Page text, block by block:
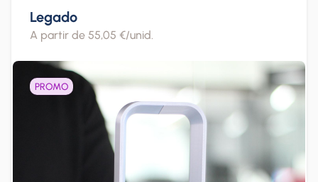
Legado
A partir de 55,05 €/unid.
PROMO